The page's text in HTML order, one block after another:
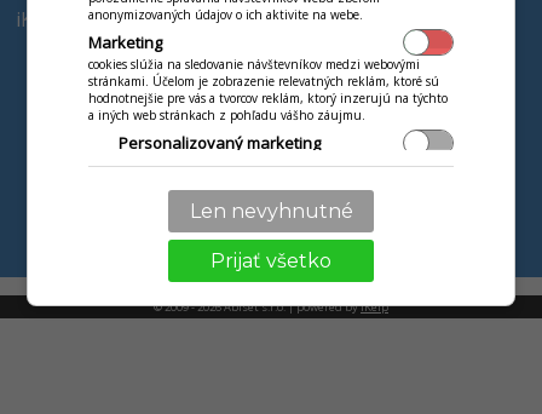
iKelp Pokladňa a Sklad
iKelp POS Mobile
iKelp Jedáleň
Podpora
Kontakty
Partneri SK
Náš tím
Staňte sa partnerom
Abiset CZ
anonymizovaných údajov o ich aktivite na webe.
Marketing
cookies slúžia na sledovanie návštevníkov medzi webovými
stránkami. Účelom je zobrazenie relevatných reklám, ktoré sú
hodnotnejšie pre vás a tvorcov reklám, ktorý inzerujú na týchto
a iných web stránkach z pohľadu vášho záujmu.
Personalizovaný marketing
používanie služieb a nastavení len pre vás, ako jazyk,
komunikácia textová s obchodníkom, technikom.
Len nevyhnutné
Prijať všetko
© 2009 - 2026 Abiset s.r.o. | powered byiKelp